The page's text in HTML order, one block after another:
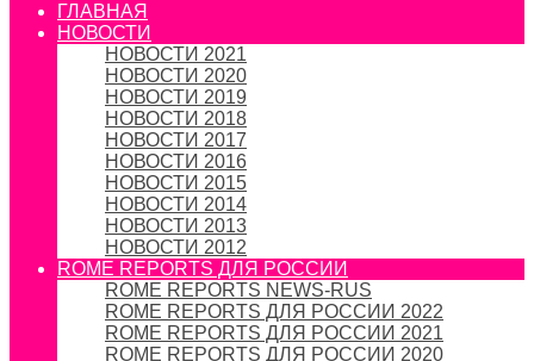
ГЛАВНАЯ
НОВОСТИ
НОВОСТИ 2021
НОВОСТИ 2020
НОВОСТИ 2019
НОВОСТИ 2018
НОВОСТИ 2017
НОВОСТИ 2016
НОВОСТИ 2015
НОВОСТИ 2014
НОВОСТИ 2013
НОВОСТИ 2012
ROME REPORTS ДЛЯ РОССИИ
ROME REPORTS NEWS-RUS
ROME REPORTS ДЛЯ РОССИИ 2022
ROME REPORTS ДЛЯ РОССИИ 2021
ROME REPORTS ДЛЯ РОССИИ 2020